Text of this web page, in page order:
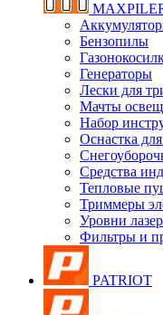
Бензопилы
Генераторы
Лески для
Мачты
Набор
Оснастка
Средства
Тепловые
Триммеры
Уровни
Фильтры и
PATRIOT